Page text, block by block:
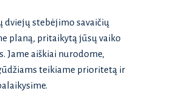
dviejų stebėjimo savaičių
planą, pritaikytą jūsų vaiko
Jame aiškiai nurodome,
teikiame prioritetą ir